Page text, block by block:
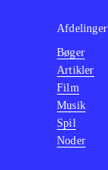
Afdelinger
Bøger
Artikler
Film
Musik
Spil
Noder